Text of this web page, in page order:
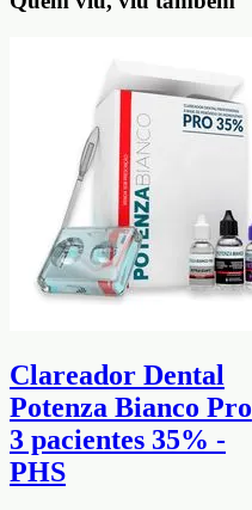
Clareador Dental
Potenza Bianco Pro
3 pacientes 35% -
PHS